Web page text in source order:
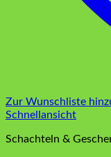
Zur Wunschliste
Schnellansicht
Schachteln &